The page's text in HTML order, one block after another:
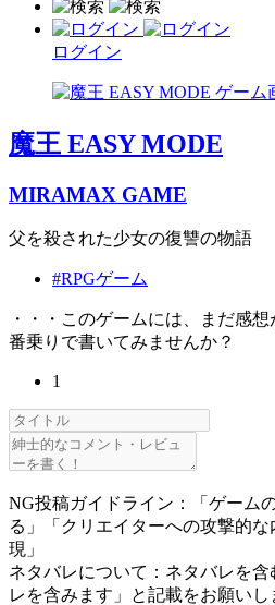
ログイン
魔王 EASY MODE
MIRAMAX GAME
父を殺された少女の復讐の物語
#RPGゲーム
・・・このゲームには、まだ感
番乗りで書いてみませんか？
1
NG投稿ガイドライン：「ゲーム
る」「クリエイターへの攻撃的
現」
ネタバレについて：ネタバレを
レを含みます」と記載をお願いし